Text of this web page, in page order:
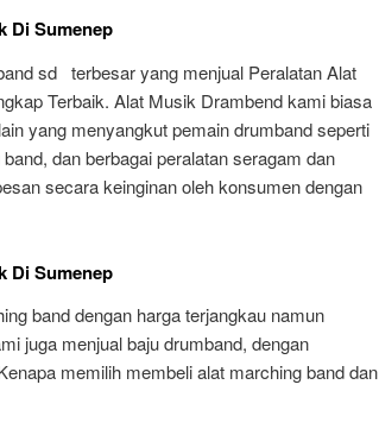
Di Sumenep
sd terbesar yang menjual Peralatan Alat
Terbaik. Alat Musik Drambend kami biasa
yang menyangkut pemain drumband seperti
dan berbagai peralatan seragam dan
secara keinginan oleh konsumen dengan
Di Sumenep
band dengan harga terjangkau namun
juga menjual baju drumband, dengan
memilih membeli alat marching band dan